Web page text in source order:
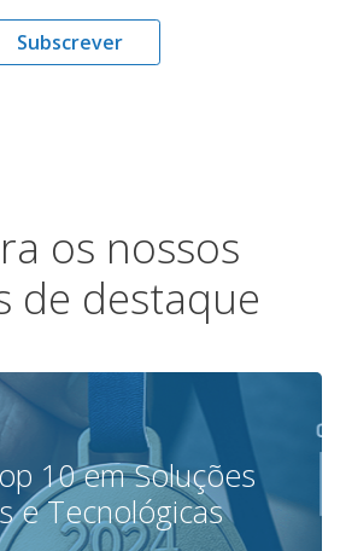
Subscrever
os nossos
de destaque
10 em Soluções
e Tecnológicas